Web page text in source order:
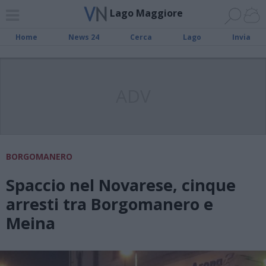
Lago Maggiore
Home News 24 Cerca Lago Invia
BORGOMANERO
Spaccio nel Novarese, cinque
arresti tra Borgomanero e
Meina